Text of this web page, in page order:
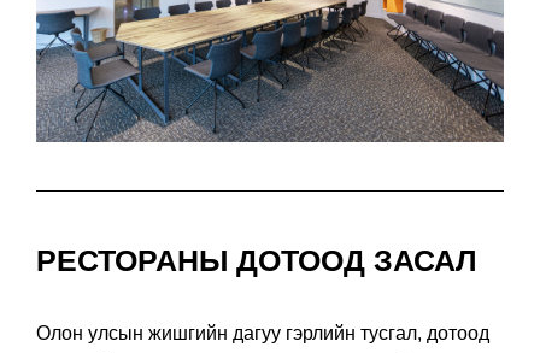
РЕСТОРАНЫ ДОТООД ЗАСАЛ
Олон улсын жишгийн дагуу гэрлийн тусгал, дотоод